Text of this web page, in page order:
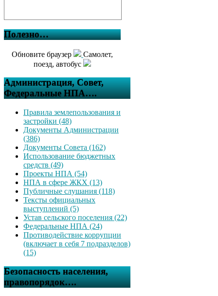
Полезно…
Обновите браузер
Самолет,
поезд, автобус
Администрация, Совет,
Федеральные НПА….
Правила землепользования и
застройки (48)
Документы Администрации
(386)
Документы Совета (162)
Использование бюджетных
средств (49)
Проекты НПА (54)
НПА в сфере ЖКХ (13)
Публичные слушания (118)
Тексты официальных
выступлений (5)
Устав сельского поселения (22)
Федеральные НПА (24)
Противодействие коррупции
(включает в себя 7 подразделов)
(15)
Безопасность населения,
правопорядок….